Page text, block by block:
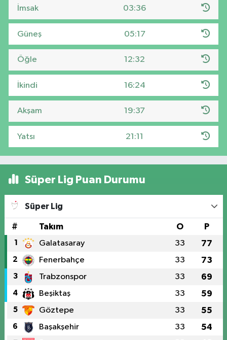
İmsak 03:36
Güneş 05:17
Öğle 12:32
İkindi 16:24
Akşam 19:37
Yatsı 21:11
Süper Lig Puan Durumu
Süper Lig
# Takım O P
1 Galatasaray 33 77
2 Fenerbahçe 33 73
3 Trabzonspor 33 69
4 Beşiktaş 33 59
5 Göztepe 33 55
6 Başakşehir 33 54